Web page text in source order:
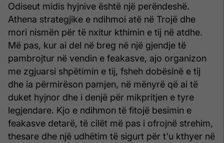
Odiseut midis hyjnive është një perëndeshë.
Athena strategjike e ndihmoi atë në Trojë dhe
mori nismën për të nxitur kthimin e tij në atdhe.
Më pas, kur ai del në breg në një gjendje të
pambrojtur në vendin e feakasve, ajo organizon
me zgjuarsi shpëtimin e tij, fsheh dobësinë e tij
dhe ia përmirëson pamjen, në mënyrë që ai të
duket hyjnor dhe i denjë për mikpritjen e tyre
legjendare. Kjo e ndihmon të fitojë besimin e
feakasve detarë, të cilët më pas i ofrojnë strehim,
thesare dhe një udhëtim të sigurt për t'u kthyer në